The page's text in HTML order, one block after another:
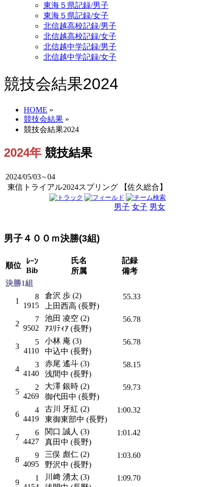
東海５県記録/男子
東海５県記録/女子
北信越高校記録/男子
北信越高校記録/女子
北信越中学記録/男子
北信越中学記録/女子
競技会結果2024
HOME »
競技会結果 »
競技会結果2024
2024年 競技結果
2024/05/03∼04
東信トライアル2024スプリング 【佐久総合】
男子 女子 男女
男子４００ｍ決勝(3組)
順位
ﾚｰﾝ
Bib
氏名
所属
記録
備考
決勝1組
1
8
1915
倉沢 歩 (2)
上田西高 (長野)
55.33
2
7
9502
池田 凌空 (2)
ｱｽﾘﾃｨｱ (長野)
56.78
3
5
4110
小林 庵 (3)
中込中 (長野)
56.78
4
3
4140
赤尾 遙斗 (3)
浅間中 (長野)
58.15
5
2
4269
大澤 銀時 (2)
御代田中 (長野)
59.73
6
4
4419
古川 牙紅 (2)
東御東部中 (長野)
1:00.32
7
6
4427
関口 誠人 (3)
真田中 (長野)
1:01.42
8
9
4095
三俣 彪仁 (2)
野沢中 (長野)
1:03.60
9
1
川﨑 湧太 (3)
1:09.70